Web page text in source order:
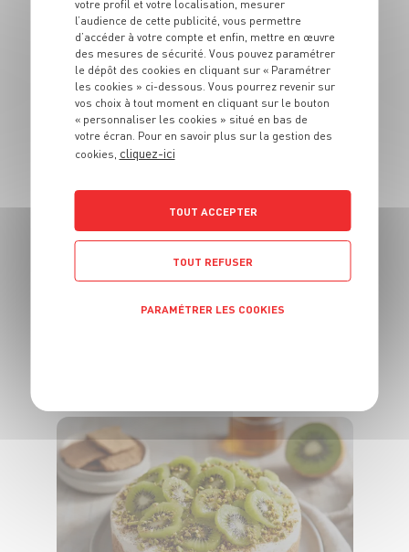
DESSERT
Petits cakes de
noël aux épices et
aux agrumes
20 min
Brochettes de fruits
votre profil et votre localisation, mesurer
l’audience de cette publicité, vous permettre
d’accéder à votre compte et enfin, mettre en œuvre
des mesures de sécurité. Vous pouvez paramétrer
le dépôt des cookies en cliquant sur « Paramétrer
les cookies » ci-dessous. Vous pourrez revenir sur
vos choix à tout moment en cliquant sur le bouton
« personnaliser les cookies » situé en bas de
votre écran. Pour en savoir plus sur la gestion des
cookies, cliquez-ici
TOUT ACCEPTER
TOUT REFUSER
PARAMÉTRER LES COOKIES